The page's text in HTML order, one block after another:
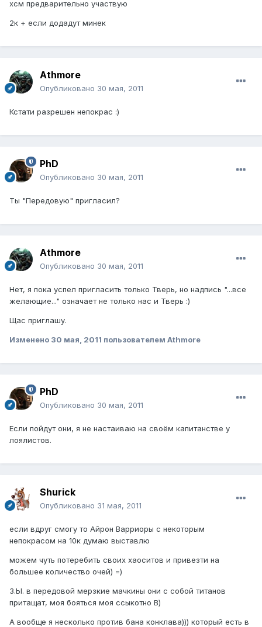
хсм предварительно участвую
2к + если додадут минек
Athmore
Опубликовано 30 мая, 2011
Кстати разрешен непокрас :)
PhD
Опубликовано 30 мая, 2011
Ты "Передовую" пригласил?
Athmore
Опубликовано 30 мая, 2011
Нет, я пока успел пригласить только Тверь, но надпись "...все
желающие..." означает не только нас и Тверь :)
Щас приглашу.
Изменено 30 мая, 2011 пользователем Athmore
PhD
Опубликовано 30 мая, 2011
Если пойдут они, я не настаиваю на своём капитанстве у
лоялистов.
Shurick
Опубликовано 31 мая, 2011
если вдруг смогу то Айрон Варриоры с некоторым
непокрасом на 10к думаю выставлю
можем чуть потеребить своих хаоситов и привезти на
большее количество очей) =)
З.Ы. в передовой мерзкие мачкины они с собой титанов
притащат, моя бояться моя ссыкотно В)
А вообще я несколько против бана конклава))) который есть в